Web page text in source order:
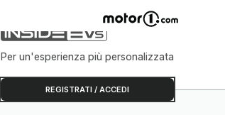
Per un'esperienza più personalizzata
REGISTRATI / ACCEDI